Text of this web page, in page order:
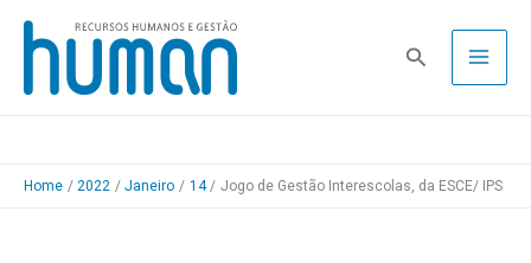
Skip
content
Pesquisa
Home 2022 Janeiro 14 Jogo de Gestão Interescolas, da ESCE/ IPS